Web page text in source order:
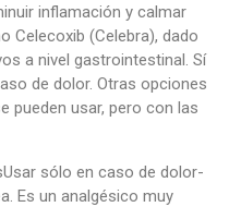
inflamación y calmar
Celecoxib (Celebra), dado
a nivel gastrointestinal. Sí
de dolor. Otras opciones
pueden usar, pero con las
sólo en caso de dolor-
Es un analgésico muy